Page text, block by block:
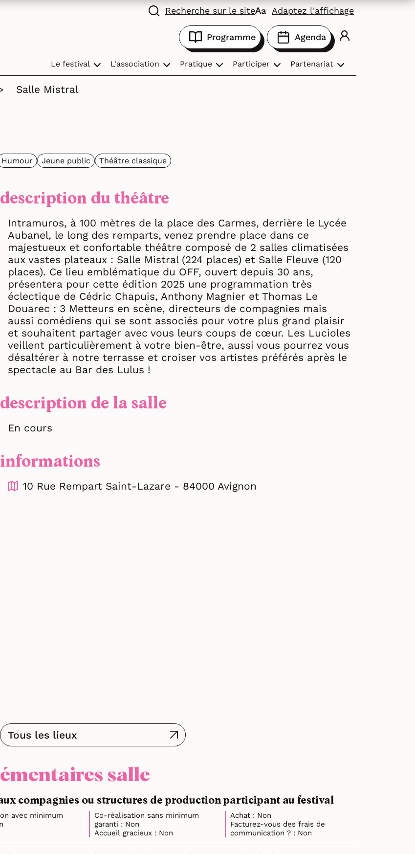
Recherche sur le site Adaptez l'affichage
Le festival L'association Pratique Participer Partenariat
Programme Agenda
Salle Mistral
Humour Jeune public Théâtre classique
description du théâtre
Intramuros, à 100 mètres de la place des Carmes, derrière le Lycée
Aubanel, le long des remparts, venez prendre place dans ce
majestueux et confortable théâtre composé de 2 salles climatisées
aux vastes plateaux : Salle Mistral (224 places) et Salle Fleuve (120
places). Ce lieu emblématique du OFF, ouvert depuis 30 ans,
présentera pour cette édition 2025 une programmation très
éclectique de Cédric Chapuis, Anthony Magnier et Thomas Le
Douarec : 3 Metteurs en scène, directeurs de compagnies mais
aussi comédiens qui se sont associés pour votre plus grand plaisir
et souhaitent partager avec vous leurs coups de cœur. Les Lucioles
veillent particulièrement à votre bien-être, aussi vous pourrez vous
désaltérer à notre terrasse et croiser vos artistes préférés après le
spectacle au Bar des Lulus !
description de la salle
En cours
informations
10 Rue Rempart Saint-Lazare - 84000 Avignon
Tous les lieux
salle
compagnies ou structures de production participant au festival
avec minimum
Co-réalisation sans minimum
garanti : Non
Accueil gracieux : Non
Achat : Non
Facturez-vous des frais de
communication ? : Non